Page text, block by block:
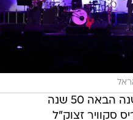
ג'ון אנדרסון, בן 72, יחגוג בשנה הבאה 50 שנה
סקוויר זצוק"ל 